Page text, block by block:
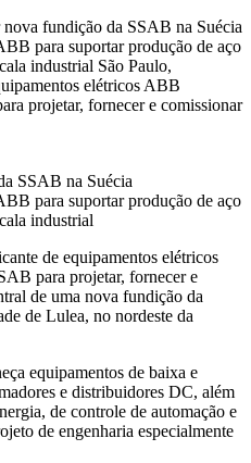
fundição da SSAB na Suécia
para suportar produção de aço
industrial São Paulo,
elétricos ABB
projetar, fornecer e comissionar
SSAB na Suécia
para suportar produção de aço
industrial
de equipamentos elétricos
para projetar, fornecer e
de uma nova fundição da
de Lulea, no nordeste da
equipamentos de baixa e
e distribuidores DC, além
de controle de automação e
de engenharia especialmente